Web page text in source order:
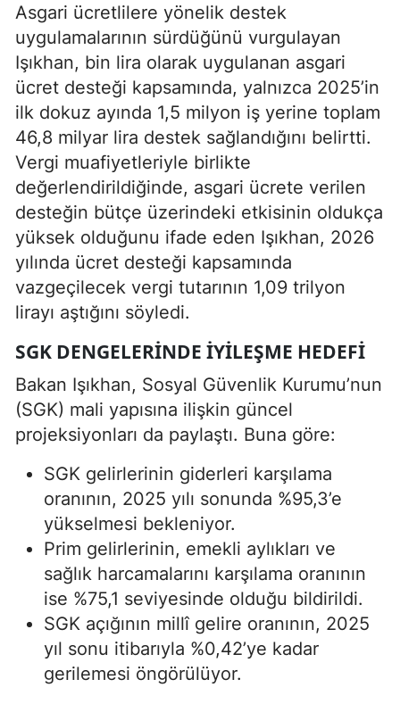
Asgari ücretlilere yönelik destek
uygulamalarının sürdüğünü vurgulayan
Işıkhan, bin lira olarak uygulanan asgari
ücret desteği kapsamında, yalnızca 2025’in
ilk dokuz ayında 1,5 milyon iş yerine toplam
46,8 milyar lira destek sağlandığını belirtti.
Vergi muafiyetleriyle birlikte
değerlendirildiğinde, asgari ücrete verilen
desteğin bütçe üzerindeki etkisinin oldukça
yüksek olduğunu ifade eden Işıkhan, 2026
yılında ücret desteği kapsamında
vazgeçilecek vergi tutarının 1,09 trilyon
lirayı aştığını söyledi.
SGK DENGELERINDE IYILEŞME HEDEFI
Bakan Işıkhan, Sosyal Güvenlik Kurumu’nun
(SGK) mali yapısına ilişkin güncel
projeksiyonları da paylaştı. Buna göre:
SGK gelirlerinin giderleri karşılama
oranının, 2025 yılı sonunda %95,3’e
yükselmesi bekleniyor.
Prim gelirlerinin, emekli aylıkları ve
sağlık harcamalarını karşılama oranının
ise %75,1 seviyesinde olduğu bildirildi.
SGK açığının millî gelire oranının, 2025
yıl sonu itibarıyla %0,42’ye kadar
gerilemesi öngörülüyor.